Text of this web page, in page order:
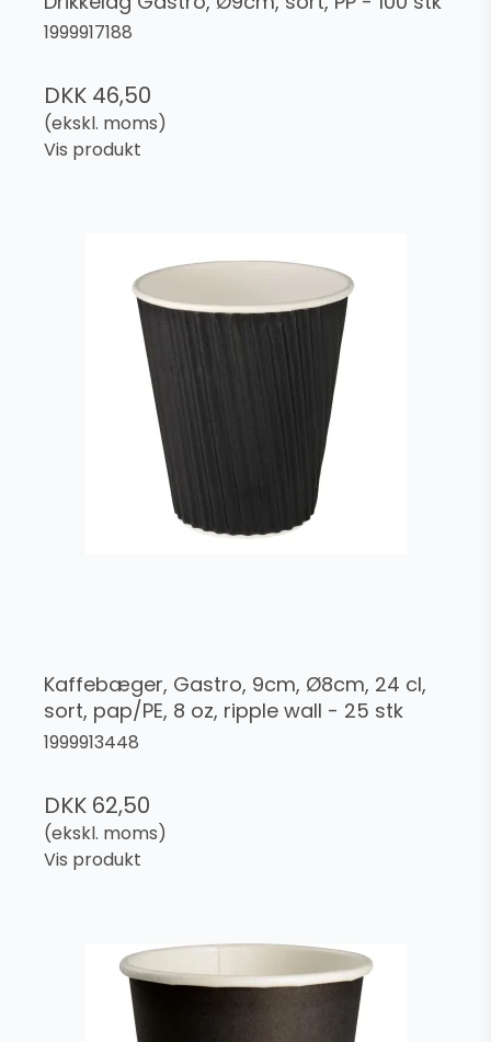
1999917188
DKK 46,50
(ekskl. moms)
Vis produkt
Kaffebæger, Gastro, 9cm, Ø8cm, 24 cl,
sort, pap/PE, 8 oz, ripple wall - 25 stk
1999913448
DKK 62,50
(ekskl. moms)
Vis produkt